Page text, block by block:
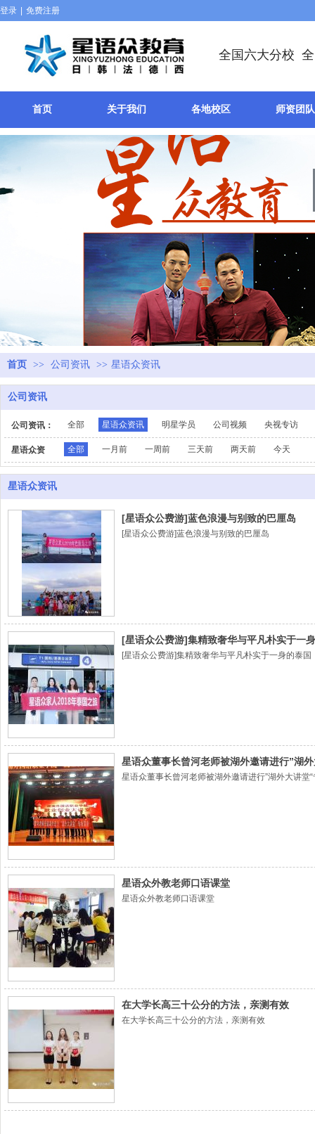
全国六大分校
登录 免费注册
首页 关于我们 各地校区 师资团队
首页 >> 公司资讯 >> 星语众资讯
公司资讯
公司资讯： 全部 星语众资讯 明星学员 公司视频 央视专访
星语众资
讯：
全部 一月前 一周前 三天前 两天前 今天
星语众资讯
[星语众公费游]蓝色浪漫与别致的巴厘岛
[星语众公费游]蓝色浪漫与别致的巴厘岛
[星语众公费游]集精致奢华与平凡朴实于一
[星语众公费游]集精致奢华与平凡朴实于一身的泰国
星语众董事长曾河老师被湖外邀请进行”湖
星语众董事长曾河老师被湖外邀请进行”湖外大讲堂
星语众外教老师口语课堂
星语众外教老师口语课堂
在大学长高三十公分的方法，亲测有效
在大学长高三十公分的方法，亲测有效